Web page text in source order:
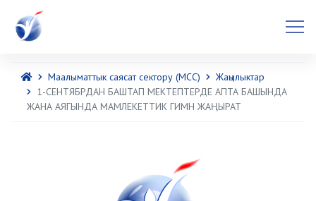
Маалыматтык саясат сектору (МСС)
Жаңылыктар
1-СЕНТЯБРДАН БАШТАП МЕКТЕПТЕРДЕ АПТА БАШЫНДА
ЖАНА АЯГЫНДА МАМЛЕКЕТТИК ГИМН ЖАҢЫРАТ